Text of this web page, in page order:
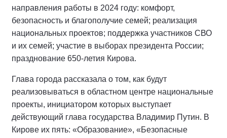
направления работы в 2024 году: комфорт,
безопасность и благополучие семей; реализация
национальных проектов; поддержка участников СВО
и их семей; участие в выборах президента России;
празднование 650-летия Кирова.
Глава города рассказала о том, как будут
реализовываться в областном центре национальные
проекты, инициатором которых выступает
действующий глава государства Владимир Путин. В
Кирове их пять: «Образование», «Безопасные